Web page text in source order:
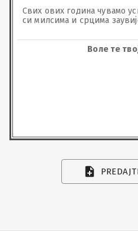
Свих ових година чувамо
си милсима и срцима
Воле те